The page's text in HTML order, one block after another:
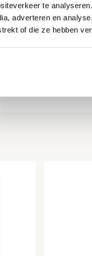
te
adverteren en
of die ze hebben
over dit product..